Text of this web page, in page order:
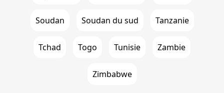
Soudan Soudan du sud Tanzanie
Tchad Togo Tunisie Zambie
Zimbabwe